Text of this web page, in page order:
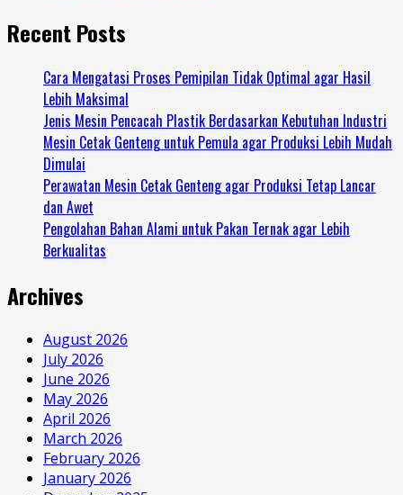
Recent Posts
Cara Mengatasi Proses Pemipilan Tidak Optimal agar Hasil
Lebih Maksimal
Jenis Mesin Pencacah Plastik Berdasarkan Kebutuhan Industri
Mesin Cetak Genteng untuk Pemula agar Produksi Lebih Mudah
Dimulai
Perawatan Mesin Cetak Genteng agar Produksi Tetap Lancar
dan Awet
Pengolahan Bahan Alami untuk Pakan Ternak agar Lebih
Berkualitas
Archives
August 2026
July 2026
June 2026
May 2026
April 2026
March 2026
February 2026
January 2026